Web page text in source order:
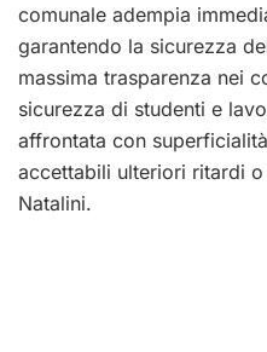
comunale adempia
garantendo la sicurezza
massima trasparenza nei
sicurezza di studenti e
affrontata con
accettabili ulteriori ritardi
Natalini.